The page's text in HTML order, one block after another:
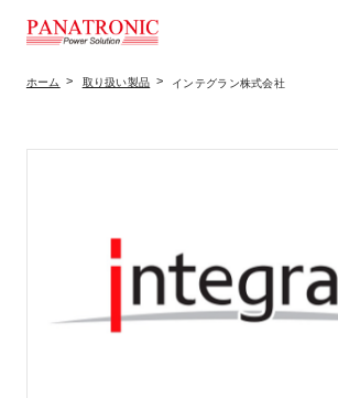
ホーム 取り扱い製品 インテグラン株式会社